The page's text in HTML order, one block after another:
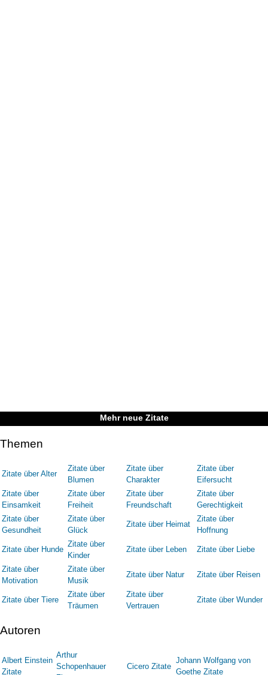
Mehr neue Zitate
Themen
Zitate über Alter
Zitate über
Blumen
Zitate über
Charakter
Zitate über
Eifersucht
Zitate über
Einsamkeit
Zitate über
Freiheit
Zitate über
Freundschaft
Zitate über
Gerechtigkeit
Zitate über
Gesundheit
Zitate über
Glück
Zitate über Heimat
Zitate über
Hoffnung
Zitate über Hunde
Zitate über
Kinder
Zitate über Leben Zitate über Liebe
Zitate über
Motivation
Zitate über
Musik
Zitate über Natur Zitate über Reisen
Zitate über Tiere
Zitate über
Träumen
Zitate über
Vertrauen
Zitate über Wunder
Autoren
Albert Einstein
Zitate
Arthur
Schopenhauer
Cicero Zitate
Johann Wolfgang von
Goethe Zitate